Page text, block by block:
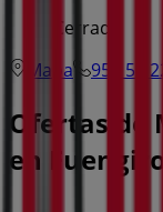
Cerrado
Mapa
952 58
Ofertas de
en